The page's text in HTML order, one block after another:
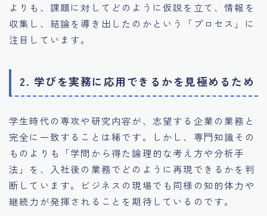
よりも、課題に対してどのように仮説を立て、情報を
収集し、結論を導き出したのかという「プロセス」に
注目しています。
2. 学びを実務に応用できるかを見極めるため
学生時代の専攻や研究内容が、志望する企業の業務と
完全に一致することは稀です。しかし、専門知識その
ものよりも「学問から得た論理的な考え方や分析手
法」を、入社後の業務でどのように再現できるかを判
断しています。ビジネスの現場でも同様の知的体力や
継続力が発揮されることを期待しているのです。